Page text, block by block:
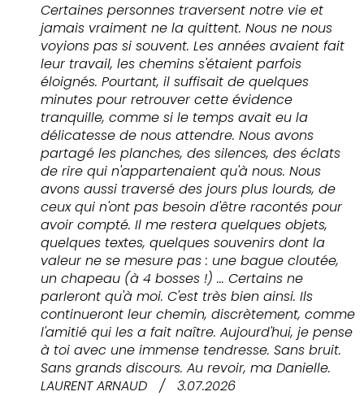
Certaines personnes traversent notre vie et
jamais vraiment ne la quittent. Nous ne nous
voyions pas si souvent. Les années avaient fait
leur travail, les chemins s'étaient parfois
éloignés. Pourtant, il suffisait de quelques
minutes pour retrouver cette évidence
tranquille, comme si le temps avait eu la
délicatesse de nous attendre. Nous avons
partagé les planches, des silences, des éclats
de rire qui n'appartenaient qu'à nous. Nous
avons aussi traversé des jours plus lourds, de
ceux qui n'ont pas besoin d'être racontés pour
avoir compté. Il me restera quelques objets,
quelques textes, quelques souvenirs dont la
valeur ne se mesure pas : une bague cloutée,
un chapeau (à 4 bosses !) ... Certains ne
parleront qu'à moi. C'est très bien ainsi. Ils
continueront leur chemin, discrètement, comme
l'amitié qui les a fait naître. Aujourd'hui, je pense
à toi avec une immense tendresse. Sans bruit.
Sans grands discours. Au revoir, ma Danielle.
LAURENT ARNAUD
/ 3.07.2026